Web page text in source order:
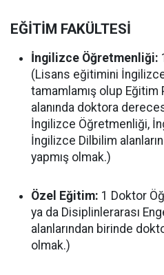
EĞİTİM FAKÜLTESİ
İngilizce Öğretmenliği:
(Lisans eğitimini
tamamlamış olup Eğitim
alanında doktora
İngilizce Öğretmenliği,
İngilizce Dilbilim
yapmış olmak.)
Özel Eğitim: 1 Doktor
ya da Disiplinlerarası
alanlarından birinde
olmak.)